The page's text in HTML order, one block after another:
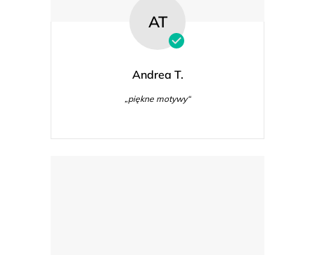
AT
Andrea T.
„piękne motywy“